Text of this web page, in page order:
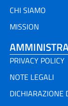
CHI SIAMO
MISSION
PRIVACY POLICY
NOTE LEGALI
DICHIARAZIONE